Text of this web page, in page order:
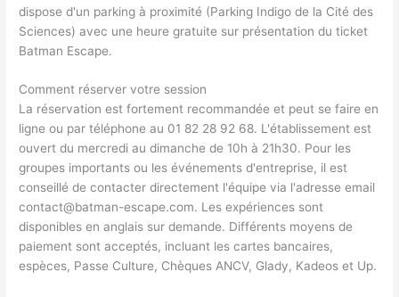
dispose d'un parking à proximité (Parking Indigo de la Cité des
Sciences) avec une heure gratuite sur présentation du ticket
Batman Escape.
Comment réserver votre session
La réservation est fortement recommandée et peut se faire en
ligne ou par téléphone au 01 82 28 92 68. L'établissement est
ouvert du mercredi au dimanche de 10h à 21h30. Pour les
groupes importants ou les événements d'entreprise, il est
conseillé de contacter directement l'équipe via l'adresse email
contact@batman-escape.com. Les expériences sont
disponibles en anglais sur demande. Différents moyens de
paiement sont acceptés, incluant les cartes bancaires,
espèces, Passe Culture, Chèques ANCV, Glady, Kadeos et Up.